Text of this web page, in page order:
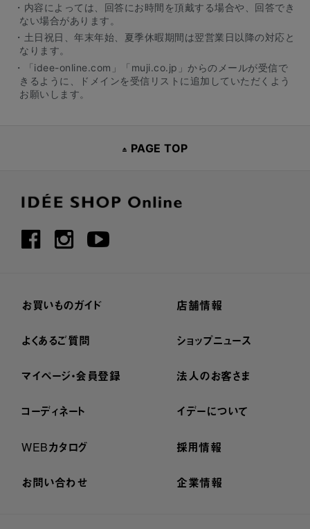
・内容によっては、回答にお時間を頂戴する場合や、回答でき
ない場合があります。
・土日祝日、年末年始、夏季休暇期間は翌営業日以降の対応と
なります。
・「idee-online.com」「muji.co.jp」からのメールが受信で
きるように、ドメインを受信リストに追加していただくよう
お願いします。
PAGE TOP
お買いものガイド
よくあるご質問
マイページ・会員登録
コーディネート
WEBカタログ
お問い合わせ
店舗情報
ショップニュース
法人のお客さま
イデーについて
採用情報
企業情報